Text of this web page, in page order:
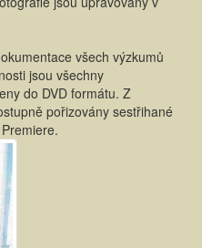
všech výzkumů
jsou všechny
do DVD formátu. Z
pořizovány sestřihané